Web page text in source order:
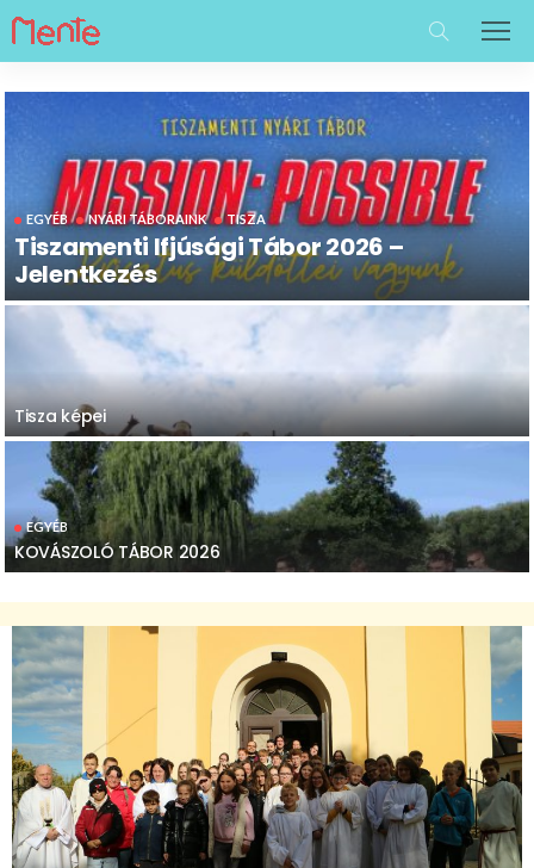
EGYÉB NYÁRI TÁBORAINK TISZA
Tiszamenti Ifjúsági Tábor 2026 –
Jelentkezés
Tisza képei
EGYÉB
KOVÁSZOLÓ TÁBOR 2026